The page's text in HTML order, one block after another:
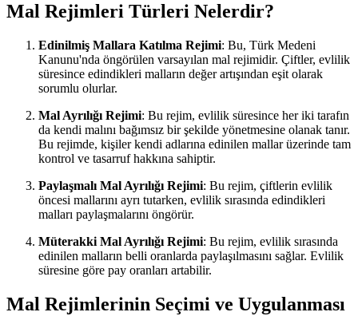
Mal Rejimleri Türleri Nelerdir?
Edinilmiş Mallara Katılma Rejimi: Bu, Türk Medeni
Kanunu'nda öngörülen varsayılan mal rejimidir. Çiftler, evlilik
süresince edindikleri malların değer artışından eşit olarak
sorumlu olurlar.
Mal Ayrılığı Rejimi: Bu rejim, evlilik süresince her iki tarafın
da kendi malını bağımsız bir şekilde yönetmesine olanak tanır.
Bu rejimde, kişiler kendi adlarına edinilen mallar üzerinde tam
kontrol ve tasarruf hakkına sahiptir.
Paylaşmalı Mal Ayrılığı Rejimi: Bu rejim, çiftlerin evlilik
öncesi mallarını ayrı tutarken, evlilik sırasında edindikleri
malları paylaşmalarını öngörür.
Müterakki Mal Ayrılığı Rejimi: Bu rejim, evlilik sırasında
edinilen malların belli oranlarda paylaşılmasını sağlar. Evlilik
süresine göre pay oranları artabilir.
Mal Rejimlerinin Seçimi ve Uygulanması